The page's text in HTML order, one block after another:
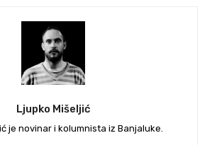
Ljupko Mišeljić
je novinar i kolumnista iz Banjaluke.